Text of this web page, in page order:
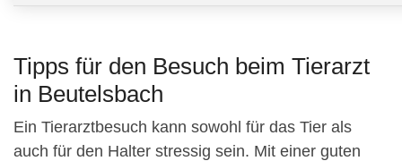
Tipps für den Besuch beim Tierarzt
in Beutelsbach
Ein Tierarztbesuch kann sowohl für das Tier als
auch für den Halter stressig sein. Mit einer guten